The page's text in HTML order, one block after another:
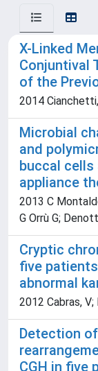
X-Linked
Conjuntival
of the
2014
Microbial
and
buccal
appliance
2013 C
G Orrù G;
Cryptic
five
abnormal
2012 Cabras,
Detection
CGH in five